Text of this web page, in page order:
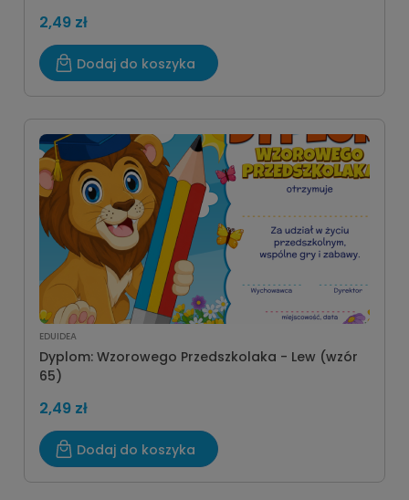
2,49 zł
Dodaj do koszyka
EDUIDEA
Dyplom: Wzorowego Przedszkolaka - Lew (wzór
65)
2,49 zł
Dodaj do koszyka